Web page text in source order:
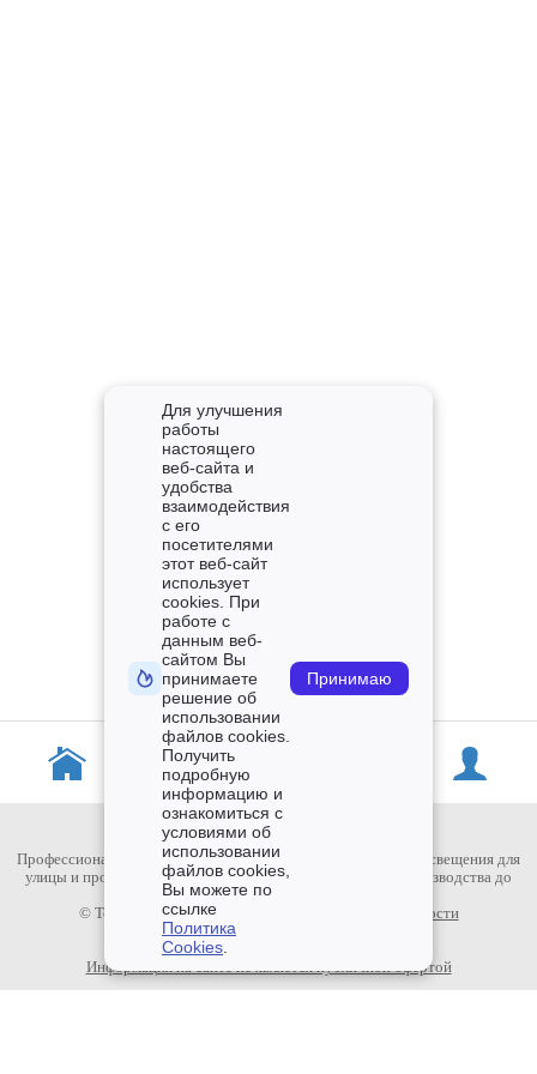
Профессиональное светодиодное оборудование и системы освещения для
улицы и промышленных помещений. Полный цикл - от производства до
монтажа.
© TopDiod.ru 2015-2026
Политика конфиденциальности
Пользовательское Соглашение
Политика использования Cookies
Информация на сайте не является публичной офертой
Для улучшения
работы
настоящего
веб-сайта и
удобства
взаимодействия
с его
посетителями
этот веб-сайт
использует
cookies. При
работе с
данным веб-
сайтом Вы
принимаете
решение об
использовании
файлов cookies.
Получить
подробную
информацию и
ознакомиться с
условиями об
использовании
файлов cookies,
Вы можете по
ссылке
Политика
Cookies
Принимаю